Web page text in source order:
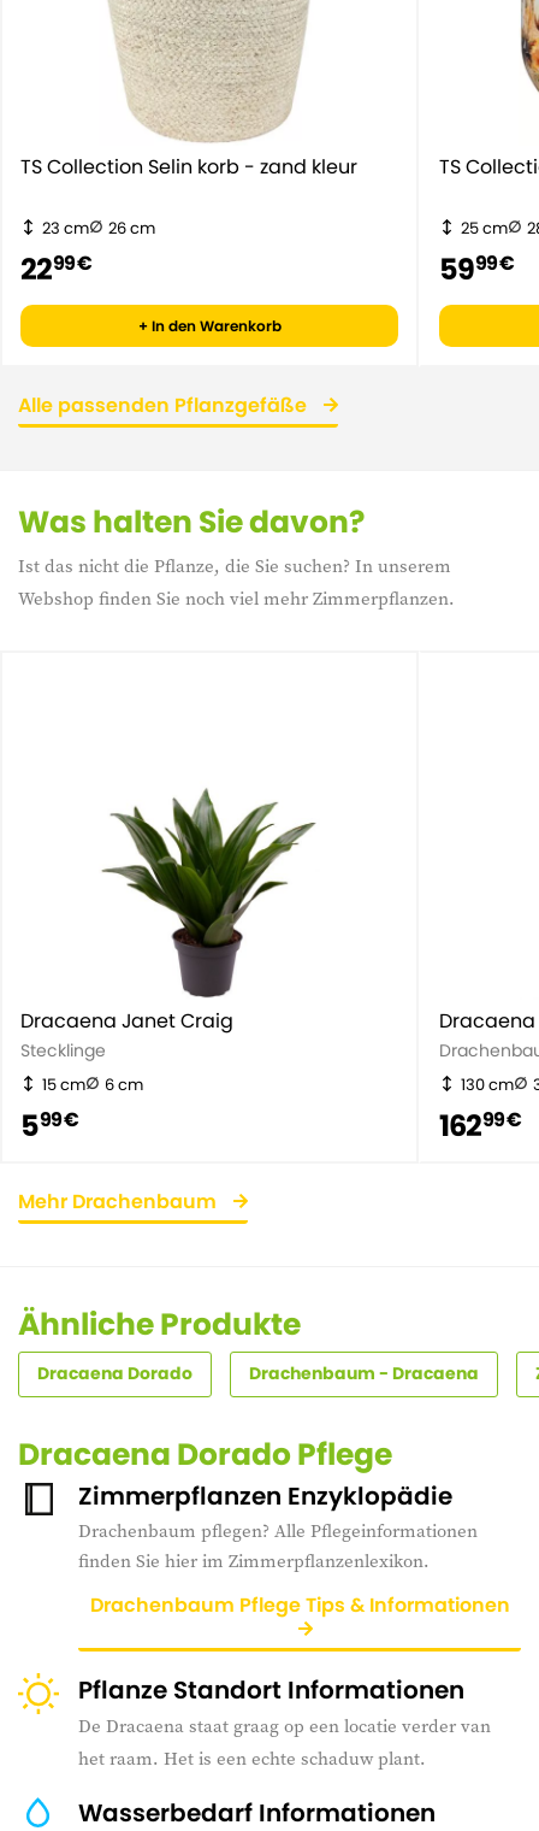
TS Collection Selin korb - zand kleur
23 cm 26 cm
2299 €
+ In den Warenkorb
TS
25 cm
5999 €
Alle passenden Pflanzgefäße
Was halten Sie davon?
Ist das nicht die Pflanze, die Sie suchen? In unserem
Webshop finden Sie noch viel mehr Zimmerpflanzen.
Dracaena Janet Craig
Stecklinge
15 cm 6 cm
599 €
130 cm
16299 €
Mehr Drachenbaum
Ähnliche Produkte
Dracaena Dorado Drachenbaum - Dracaena
Dracaena Dorado Pflege
Zimmerpflanzen Enzyklopädie
Drachenbaum pflegen? Alle Pflegeinformationen
finden Sie hier im Zimmerpflanzenlexikon.
Drachenbaum Pflege Tips & Informationen
Pflanze Standort Informationen
De Dracaena staat graag op een locatie verder van
het raam. Het is een echte schaduw plant.
Wasserbedarf Informationen